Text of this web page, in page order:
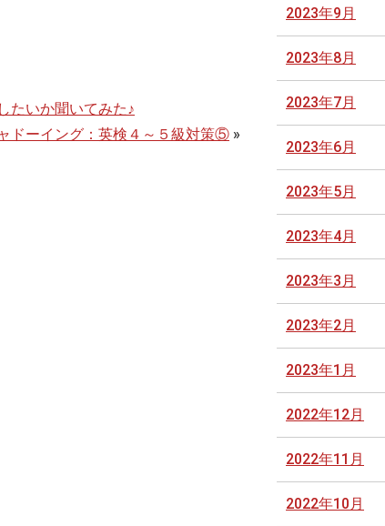
たいか聞いてみた♪
ドーイング：英検４～５級対策⑤ »
2023年9月
2023年8月
2023年7月
2023年6月
2023年5月
2023年4月
2023年3月
2023年2月
2023年1月
2022年12月
2022年11月
2022年10月